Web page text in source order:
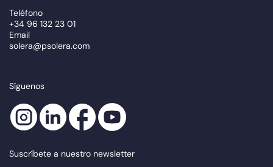
Teléfono
+34 96 132 23 01
Email
solera@psolera.com
Síguenos
Suscríbete a nuestro newsletter